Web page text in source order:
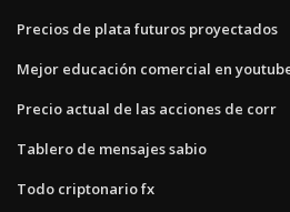
Precios de plata futuros proyectados
Mejor educación comercial en
Precio actual de las acciones de corr
Tablero de mensajes sabio
Todo criptonario fx